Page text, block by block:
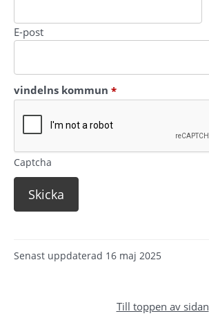
E-post
vindelns kommun *(obligatorisk)
Captcha
Senast uppdaterad 16 maj 2025
Till toppen av sidan